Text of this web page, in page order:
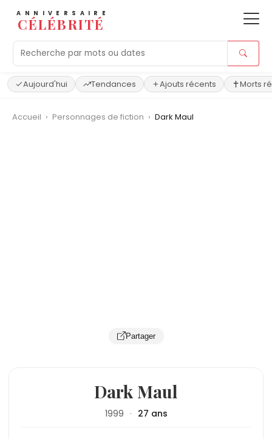
ANNIVERSAIRE
CÉLÉBRITÉ
Aujourd'hui Tendances Ajouts récents Morts
Accueil › Personnages de fiction › Dark Maul
Partager
Dark Maul
1999 · 27 ans